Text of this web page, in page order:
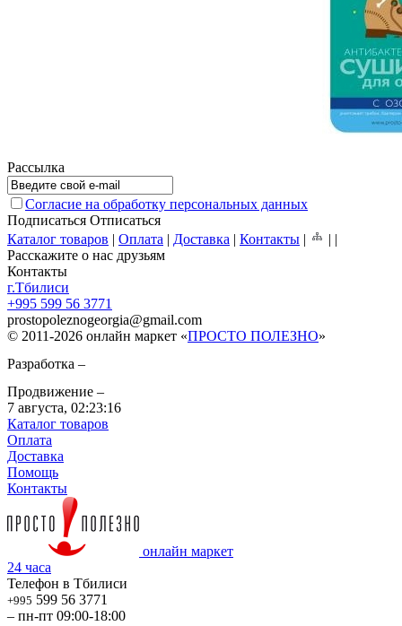
Рассылка
Согласие на обработку персональных данных
Подписаться Отписаться
Каталог товаров | Оплата | Доставка | Контакты | | |
Расскажите о нас друзьям
Контакты
г.Тбилиси
+995 599 56 3771
prostopoleznogeorgia@gmail.com
© 2011-2026 онлайн маркет «ПРОСТО ПОЛЕЗНО»
Разработка –
Продвижение –
7 августа, 02:23:16
Каталог товаров
Оплата
Доставка
Помощь
Контакты
онлайн маркет
24 часа
Телефон в Тбилиси
+995 599 56 3771
– пн-пт 09:00-18:00